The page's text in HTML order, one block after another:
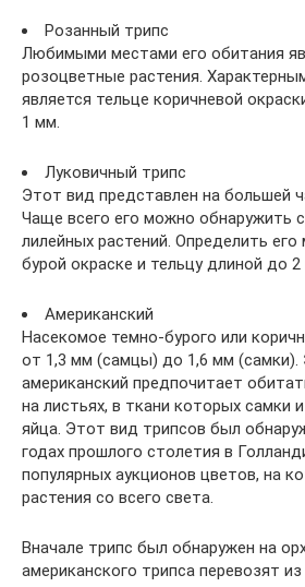
Розанный трипс
Любимыми местами его обитания
розоцветные растения.
является тельце коричневой
1 мм.
Луковичный трипс
Этот вид представлен на большей
Чаще всего его можно обнаружить
лилейных растений. Определить
бурой окраске и тельцу длиной до
Американский
Насекомое темно-бурого или
от 1,3 мм (самцы) до 1,6 мм (самки).
американский предпочитает
на листьях, в ткани которых самки
яйца. Этот вид трипсов был
годах прошлого столетия в
популярных аукционов цветов, на
растения со всего света.
Вначале трипс был обнаружен на
американского трипса перевозят